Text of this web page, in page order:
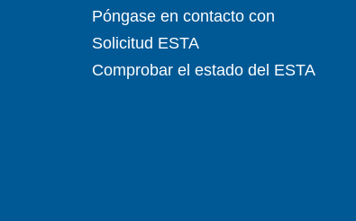
Póngase en contacto con
Solicitud ESTA
Comprobar el estado del ESTA